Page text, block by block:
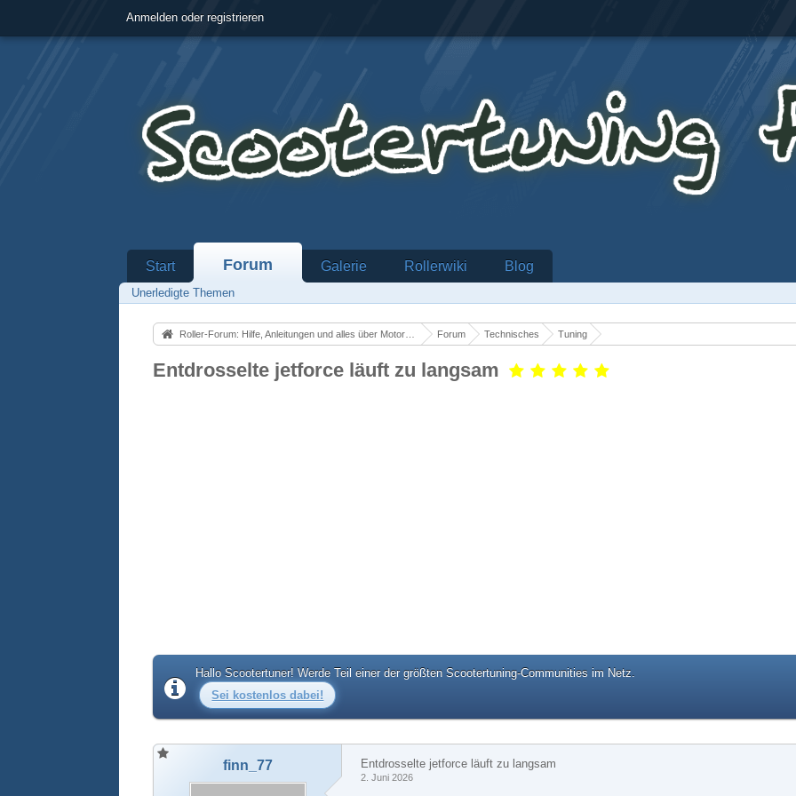
Anmelden oder registrieren
Start Forum Galerie Rollerwiki Blog
Unerledigte Themen
Roller-Forum: Hilfe, Anleitungen und alles über Motorroller Forum Technisches Tuning
Entdrosselte jetforce läuft zu langsam
Hallo Scootertuner! Werde Teil einer der größten Scootertuning-Communities im Netz.
Sei kostenlos dabei!
finn_77 Entdrosselte jetforce läuft zu langsam
2. Juni 2026